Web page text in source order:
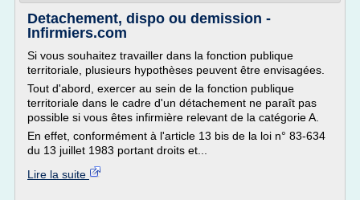
Detachement, dispo ou demission -
Infirmiers.com
Si vous souhaitez travailler dans la fonction publique
territoriale, plusieurs hypothèses peuvent être envisagées.
Tout d'abord, exercer au sein de la fonction publique
territoriale dans le cadre d'un détachement ne paraît pas
possible si vous êtes infirmière relevant de la catégorie A.
En effet, conformément à l'article 13 bis de la loi n° 83-634
du 13 juillet 1983 portant droits et...
Lire la suite